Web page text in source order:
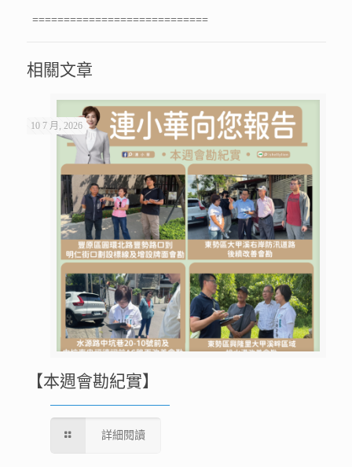
============================
相關文章
10 7 月, 2026
【本週會勘紀實】
詳細閱讀